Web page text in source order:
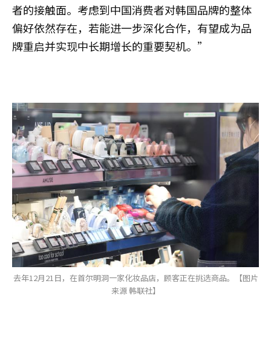
者的接触面。考虑到中国消费者对韩国品牌的整体
偏好依然存在，若能进一步深化合作，有望成为品
牌重启并实现中长期增长的重要契机。”
去年12月21日，在首尔明洞一家化妆品店，顾客正在挑选商品。【图片
来源 韩联社】